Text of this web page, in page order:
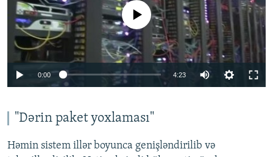
No media source currently available
0:00 4:23 Auto
"Dərin paket yoxlaması"
Həmin sistem illər boyunca genişləndirilib və